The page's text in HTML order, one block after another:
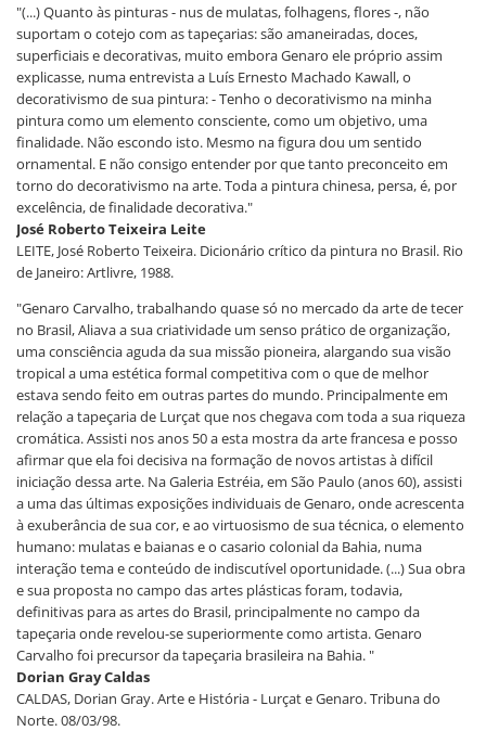
"(...) Quanto às pinturas - nus de mulatas, folhagens, flores -, não
suportam o cotejo com as tapeçarias: são amaneiradas, doces,
superficiais e decorativas, muito embora Genaro ele próprio assim
explicasse, numa entrevista a Luís Ernesto Machado Kawall, o
decorativismo de sua pintura: - Tenho o decorativismo na minha
pintura como um elemento consciente, como um objetivo, uma
finalidade. Não escondo isto. Mesmo na figura dou um sentido
ornamental. E não consigo entender por que tanto preconceito em
torno do decorativismo na arte. Toda a pintura chinesa, persa, é, por
excelência, de finalidade decorativa."
José Roberto Teixeira Leite
LEITE, José Roberto Teixeira. Dicionário crítico da pintura no Brasil. Rio
de Janeiro: Artlivre, 1988.
"Genaro Carvalho, trabalhando quase só no mercado da arte de tecer
no Brasil, Aliava a sua criatividade um senso prático de organização,
uma consciência aguda da sua missão pioneira, alargando sua visão
tropical a uma estética formal competitiva com o que de melhor
estava sendo feito em outras partes do mundo. Principalmente em
relação a tapeçaria de Lurçat que nos chegava com toda a sua riqueza
cromática. Assisti nos anos 50 a esta mostra da arte francesa e posso
afirmar que ela foi decisiva na formação de novos artistas à difícil
iniciação dessa arte. Na Galeria Estréia, em São Paulo (anos 60), assisti
a uma das últimas exposições individuais de Genaro, onde acrescenta
à exuberância de sua cor, e ao virtuosismo de sua técnica, o elemento
humano: mulatas e baianas e o casario colonial da Bahia, numa
interação tema e conteúdo de indiscutível oportunidade. (...) Sua obra
e sua proposta no campo das artes plásticas foram, todavia,
definitivas para as artes do Brasil, principalmente no campo da
tapeçaria onde revelou-se superiormente como artista. Genaro
Carvalho foi precursor da tapeçaria brasileira na Bahia. "
Dorian Gray Caldas
CALDAS, Dorian Gray. Arte e História - Lurçat e Genaro. Tribuna do
Norte. 08/03/98.